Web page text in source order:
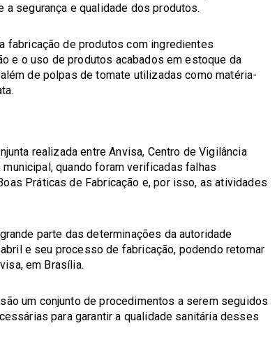
segurança e qualidade dos produtos.
fabricação de produtos com ingredientes
e o uso de produtos acabados em estoque da
de polpas de tomate utilizadas como matéria-
realizada entre Anvisa, Centro de Vigilância
quando foram verificadas falhas
Práticas de Fabricação e, por isso, as atividades
parte das determinações da autoridade
e seu processo de fabricação, podendo retomar
em Brasília.
um conjunto de procedimentos a serem seguidos
para garantir a qualidade sanitária desses